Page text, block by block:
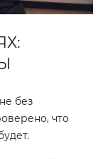
без
что